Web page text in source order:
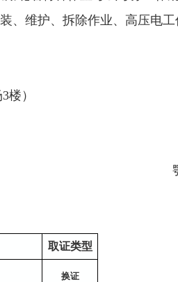
、维护、拆除作业、高压电工
3楼）
取证类型
换证